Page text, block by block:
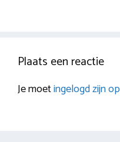
Plaats een reactie
Je moetingelogd zijn op